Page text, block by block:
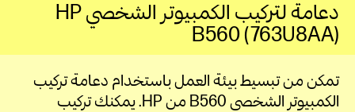
تمكن من تبسيط بيئة العمل باستخدام دعامة تركيب
الكمبيوتر الشخصي B560 من HP. يمكنك تركيب
دعامة لتركيب الكمبيوتر الشخصي HP
B560‎ (763U8AA)